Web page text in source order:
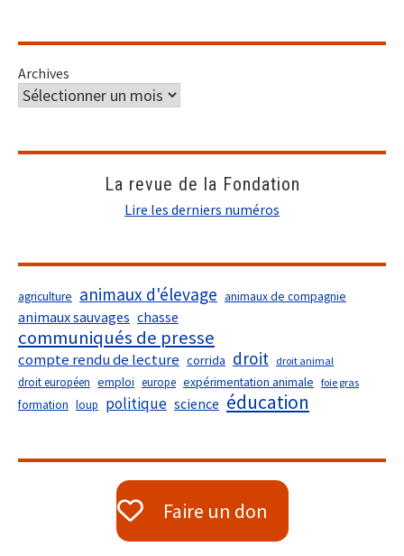
Archives
La revue de la Fondation
Lire les derniers numéros
agriculture animaux d'élevage animaux de compagnie
animaux sauvages chasse
communiqués de presse
compte rendu de lecture corrida droit droit animal
droit européen emploi europe expérimentation animale foie gras
formation loup politique science éducation
Faire un don